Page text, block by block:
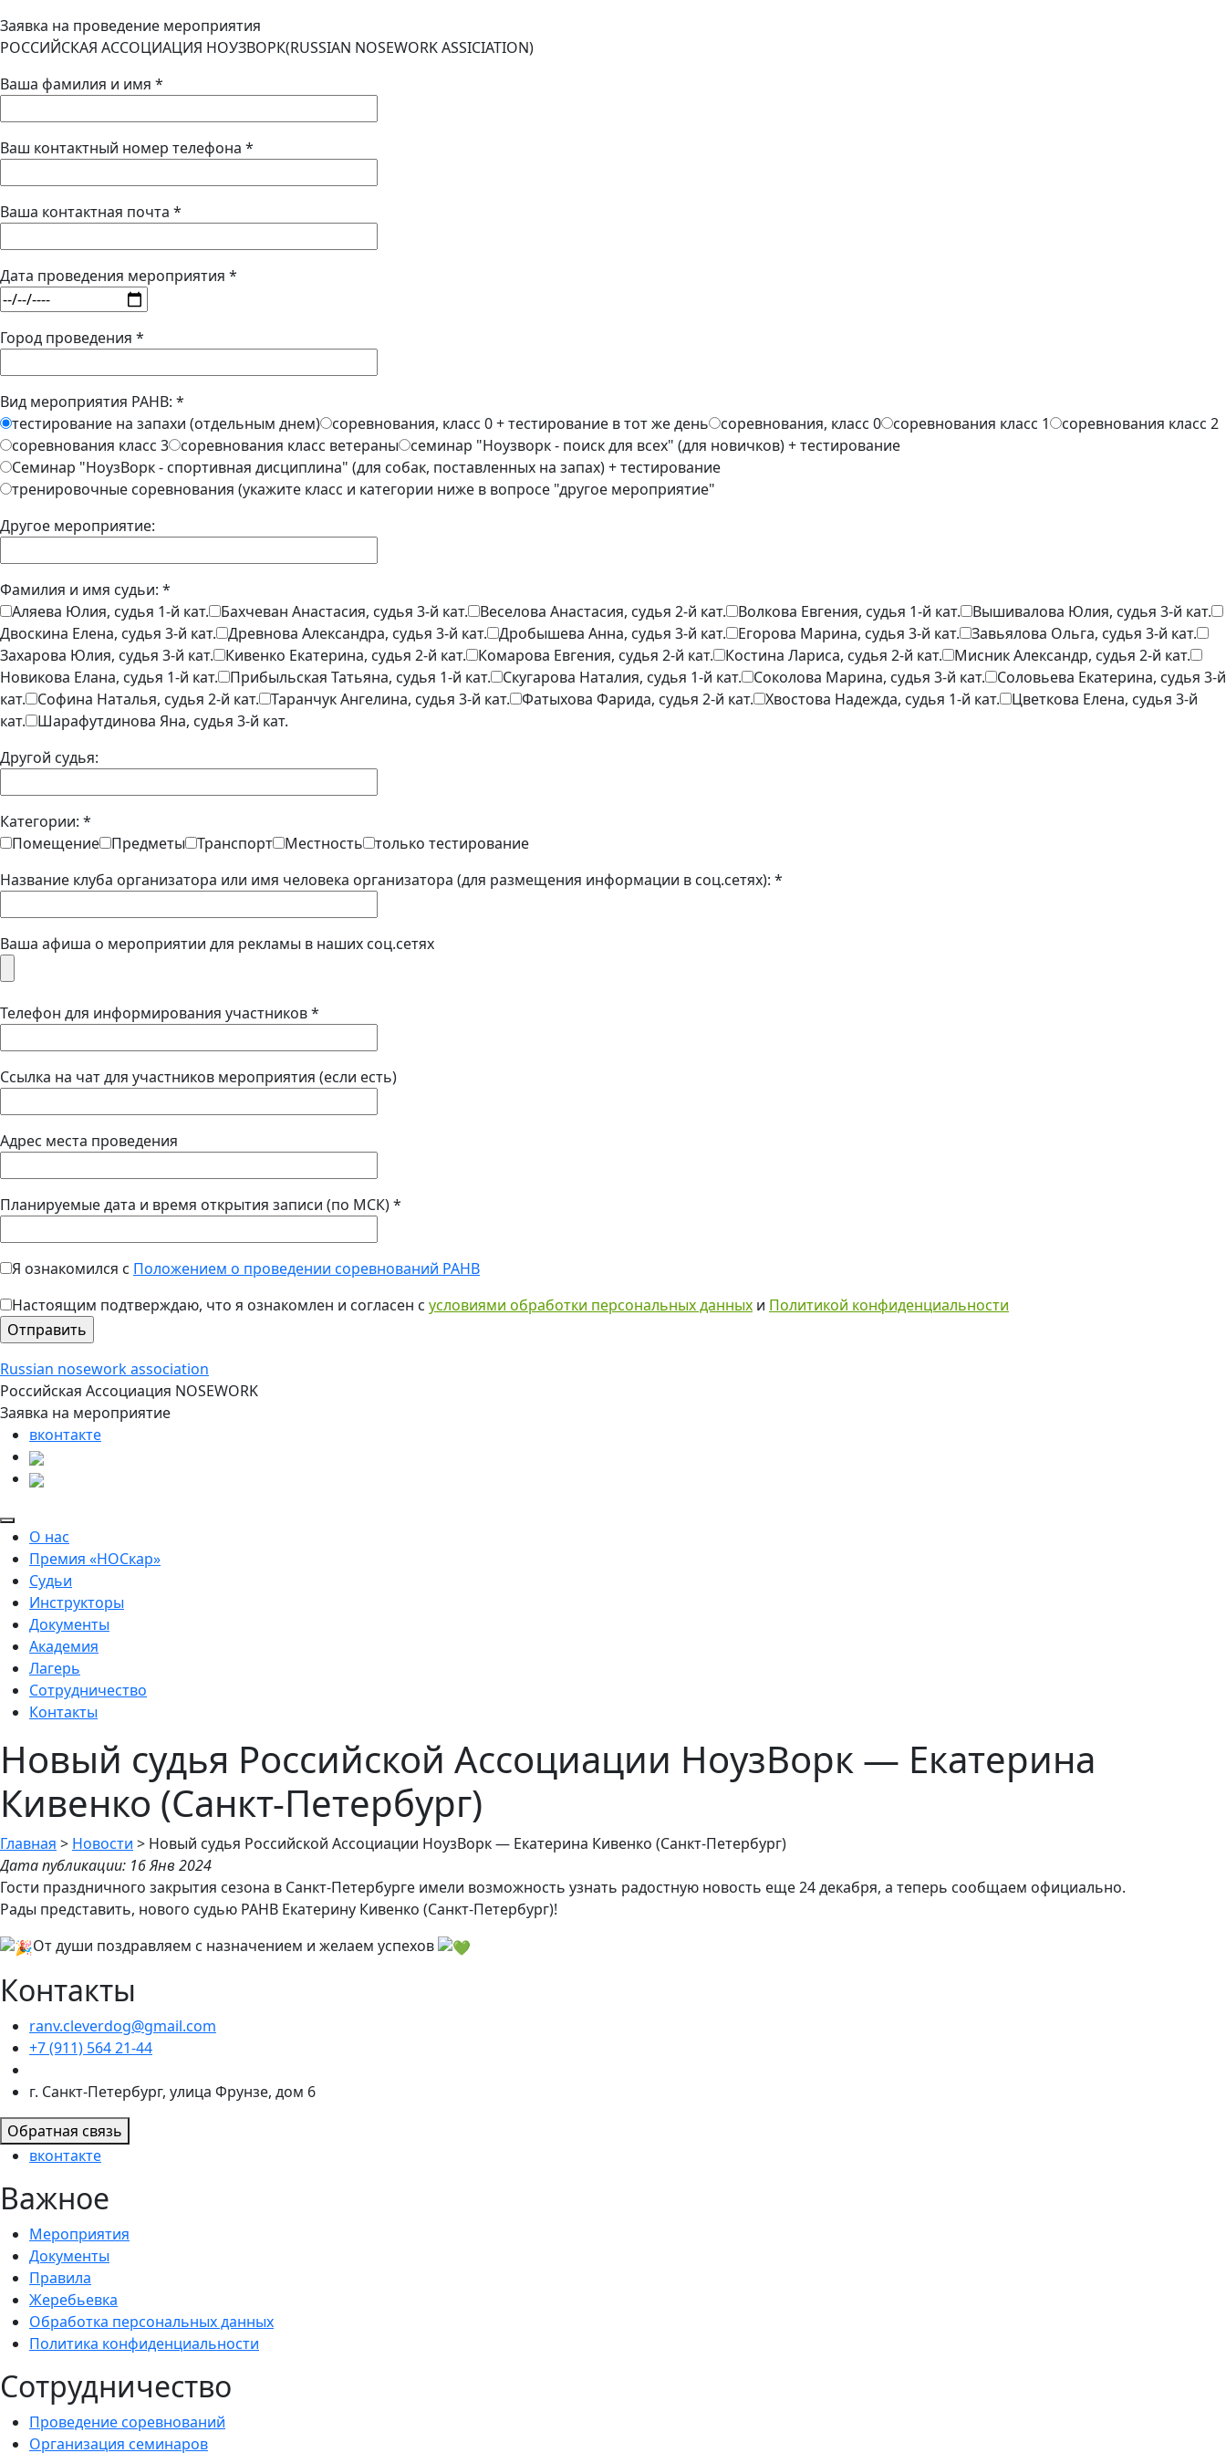
Заявка на проведение мероприятия
РОССИЙСКАЯ АССОЦИАЦИЯ НОУЗВОРК(RUSSIAN NOSEWORK ASSICIATION)
Ваша фамилия и имя *
Ваш контактный номер телефона *
Ваша контактная почта *
Дата проведения мероприятия *
Город проведения *
Вид мероприятия РАНВ: *
тестирование на запахи (отдельным днем)
соревнования, класс 0 + тестирование в тот же день соревнования, класс 0 соревнования класс 1
соревнования класс 2
соревнования класс 3
соревнования класс ветераны
семинар "Ноузворк - поиск для всех" (для новичков) + тестирование
Семинар "НоузВорк - спортивная дисциплина" (для собак, поставленных на запах) + тестирование
тренировочные соревнования (укажите класс и категории ниже в вопросе "другое мероприятие"
Другое мероприятие:
Фамилия и имя судьи: *
Аляева Юлия, судья 1-й кат.
Бахчеван Анастасия, судья 3-й кат. Веселова Анастасия, судья 2-й кат. Волкова Евгения, судья 1-й кат.
Вышивалова Юлия, судья 3-й кат.
Двоскина Елена, судья 3-й кат.
Древнова Александра, судья 3-й кат. Дробышева Анна, судья 3-й кат. Егорова Марина, судья 3-й кат.
Завьялова Ольга, судья 3-й кат.
Захарова Юлия, судья 3-й кат.
Кивенко Екатерина, судья 2-й кат. Комарова Евгения, судья 2-й кат. Костина Лариса, судья 2-й кат.
Мисник Александр, судья 2-й кат.
Новикова Елана, судья 1-й кат.
Прибыльская Татьяна, судья 1-й кат. Скугарова Наталия, судья 1-й кат. Соколова Марина, судья 3-й кат.
Соловьева Екатерина, судья 3-й
кат.
Софина Наталья, судья 2-й кат. Таранчук Ангелина, судья 3-й кат. Фатыхова Фарида, судья 2-й кат. Хвостова Надежда, судья 1-й кат.
Цветкова Елена, судья 3-й
кат.
Шарафутдинова Яна, судья 3-й кат.
Другой судья:
Категории: *
Помещение
Предметы Транспорт Местность
только тестирование
Название клуба организатора или имя человека организатора (для размещения информации в соц.сетях): *
Ваша афиша о мероприятии для рекламы в наших соц.сетях
Телефон для информирования участников *
Ссылка на чат для участников мероприятия (если есть)
Адрес места проведения
Планируемые дата и время открытия записи (по МСК) *
Я ознакомился с Положением о проведении соревнований РАНВ
Настоящим подтверждаю, что я ознакомлен и согласен с условиями обработки персональных данных и Политикой конфиденциальности
Russian nosework association
Российская Ассоциация NOSEWORK
Заявка на мероприятие
вконтакте
О нас
Премия «НОСкар»
Судьи
Инструкторы
Документы
Академия
Лагерь
Сотрудничество
Контакты
Новый судья Российской Ассоциации НоузВорк — Екатерина
Кивенко (Санкт-Петербург)
Главная > Новости > Новый судья Российской Ассоциации НоузВорк — Екатерина Кивенко (Санкт-Петербург)
Дата публикации: 16 Янв 2024
Гости праздничного закрытия сезона в Санкт-Петербурге имели возможность узнать радостную новость еще 24 декабря, а теперь сообщаем официально.
Рады представить, нового судью РАНВ Екатерину Кивенко (Санкт-Петербург)!
От души поздравляем с назначением и желаем успехов
Контакты
ranv.cleverdog@gmail.com
+7 (911) 564 21-44
г. Санкт-Петербург, улица Фрунзе, дом 6
Обратная связь
вконтакте
Важное
Мероприятия
Документы
Правила
Жеребьевка
Обработка персональных данных
Политика конфиденциальности
Сотрудничество
Проведение соревнований
Организация семинаров